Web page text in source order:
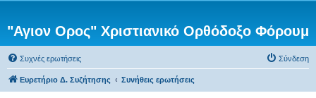
"Αγιον Ορος" Χριστιανικό Ορθόδοξο Φόρουμ
Συχνές ερωτήσεις Σύνδεση
Ευρετήριο Δ. Συζήτησης Συνήθεις ερωτήσεις